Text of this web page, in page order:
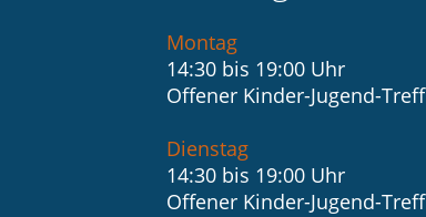
Montag
14:30 bis 19:00 Uhr
Offener Kinder-Jugend-Treff
Dienstag
14:30 bis 19:00 Uhr
Offener Kinder-Jugend-Treff